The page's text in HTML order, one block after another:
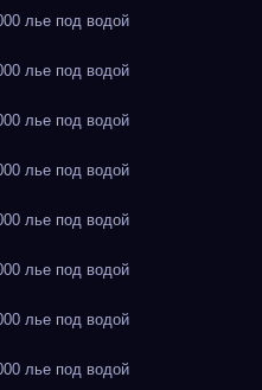
лье под водой
лье под водой
лье под водой
лье под водой
лье под водой
лье под водой
лье под водой
лье под водой